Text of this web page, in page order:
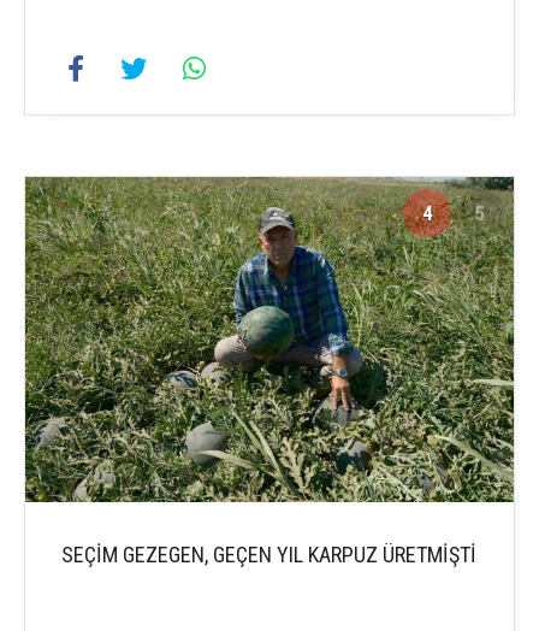
4 5
SEÇİM GEZEGEN, GEÇEN YIL KARPUZ ÜRETMİŞTİ